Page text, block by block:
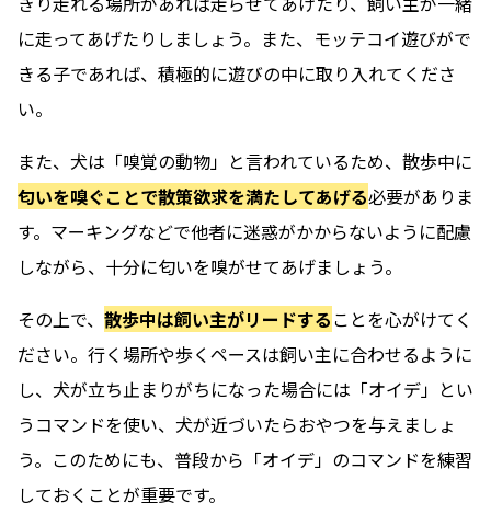
に走ってあげたりしましょう。また、モッテコイ遊びがで
きる子であれば、積極的に遊びの中に取り入れてくださ
い。
また、犬は「嗅覚の動物」と言われているため、散歩中に
匂いを嗅ぐことで散策欲求を満たしてあげる必要がありま
す。マーキングなどで他者に迷惑がかからないように配慮
しながら、十分に匂いを嗅がせてあげましょう。
その上で、 散歩中は飼い主がリードすることを心がけてく
ださい。行く場所や歩くペースは飼い主に合わせるように
し、犬が立ち止まりがちになった場合には「オイデ」とい
うコマンドを使い、犬が近づいたらおやつを与えましょ
う。このためにも、普段から「オイデ」のコマンドを練習
しておくことが重要です。